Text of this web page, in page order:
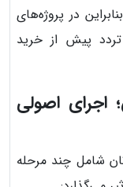
در پروژه‌های
پیش از خرید
اجرای اصولی
شامل چند مرحله